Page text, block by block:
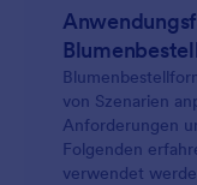
von Szenarien
Anforderungen
Folgenden
verwendet